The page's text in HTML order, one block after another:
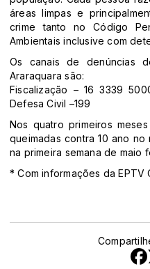
áreas limpas e
crime tanto no Código
Ambientais inclusive com
Os canais de denúncias
Araraquara são:
Fiscalização – 16 3339
Defesa Civil –199
Nos quatro primeiros
queimadas contra 10 ano
na primeira semana de maio
* Com informações da EPTV